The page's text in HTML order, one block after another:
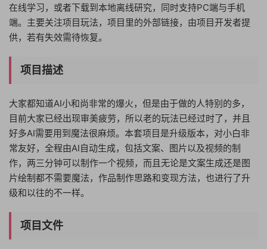
在线学习，或者下载到本地离线研究，同时支持PC端与手机
端。主要关注项目玩法，项目里的外部链接，由项目开发者提
供，若有失效需待恢复。
项目描述
大家都知道AI小和尚非常的爆火，但是由于做的人特别的多，
目前大家已经出现审美疲劳，所以老的玩法已经过时了，并且
好多AI需要用到魔法很麻烦。本套项目是升级版本，对小白非
常友好，全程由AI自动生成，包括文案、图片以及视频的制
作，两三分钟可以制作一个视频，而且无论是文案生成还是图
片绘制都不需要魔法，作品制作思路和变现方法，也进行了升
级和以往的不一样。
项目文件